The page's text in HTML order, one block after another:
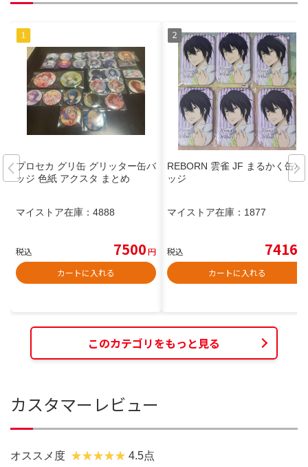
プロセカ グリ缶 グリッター缶バ
ッジ 色紙 アクスタ まとめ
マイストア在庫： 4888
税込 7500円
カートに入れる
REBORN 雲雀 JF まるかく缶バ
ッジ
マイストア在庫： 1877
税込 7416
カートに入れる
このカテゴリをもっと見る
カスタマーレビュー
オススメ度 4.5点